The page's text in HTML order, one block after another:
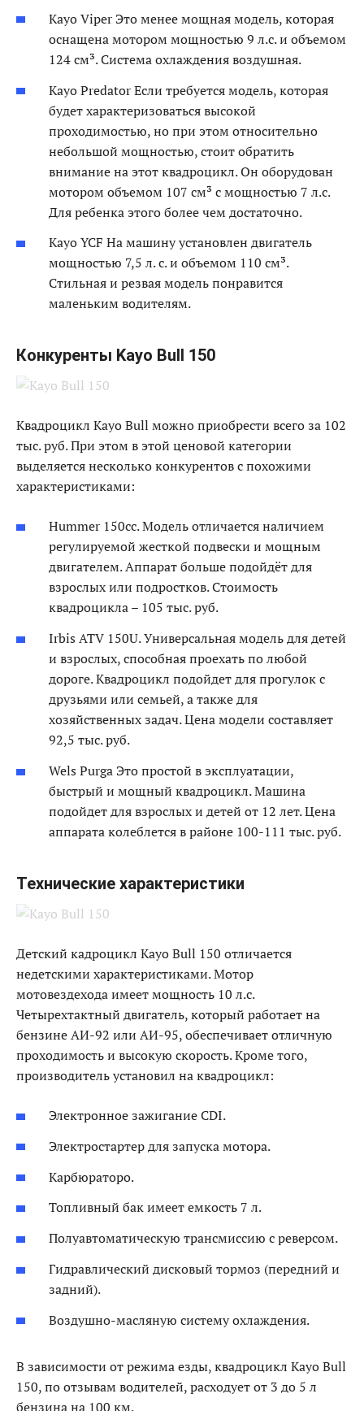
Kayo Viper Это менее мощная модель, которая
оснащена мотором мощностью 9 л.с. и объемом
124 см³. Система охлаждения воздушная.
Kayo Predator Если требуется модель, которая
будет характеризоваться высокой
проходимостью, но при этом относительно
небольшой мощностью, стоит обратить
внимание на этот квадроцикл. Он оборудован
мотором объемом 107 см³ с мощностью 7 л.с.
Для ребенка этого более чем достаточно.
Kayo YCF На машину установлен двигатель
мощностью 7,5 л. с. и объемом 110 см³.
Стильная и резвая модель понравится
маленьким водителям.
Конкуренты Kayo Bull 150
Квадроцикл Kayo Bull можно приобрести всего за 102
тыс. руб. При этом в этой ценовой категории
выделяется несколько конкурентов с похожими
характеристиками:
Hummer 150cc. Модель отличается наличием
регулируемой жесткой подвески и мощным
двигателем. Аппарат больше подойдёт для
взрослых или подростков. Стоимость
квадроцикла – 105 тыс. руб.
Irbis ATV 150U. Универсальная модель для детей
и взрослых, способная проехать по любой
дороге. Квадроцикл подойдет для прогулок с
друзьями или семьей, а также для
хозяйственных задач. Цена модели составляет
92,5 тыс. руб.
Wels Purga Это простой в эксплуатации,
быстрый и мощный квадроцикл. Машина
подойдет для взрослых и детей от 12 лет. Цена
аппарата колеблется в районе 100-111 тыс. руб.
Технические характеристики
Детский кадроцикл Kayo Bull 150 отличается
недетскими характеристиками. Мотор
мотовездехода имеет мощность 10 л.с.
Четырехтактный двигатель, который работает на
бензине АИ-92 или АИ-95, обеспечивает отличную
проходимость и высокую скорость. Кроме того,
производитель установил на квадроцикл:
Электронное зажигание CDI.
Электростартер для запуска мотора.
Карбюраторо.
Топливный бак имеет емкость 7 л.
Полуавтоматическую трансмиссию с реверсом.
Гидравлический дисковый тормоз (передний и
задний).
Воздушно-масляную систему охлаждения.
В зависимости от режима езды, квадроцикл Kayo Bull
150, по отзывам водителей, расходует от 3 до 5 л
бензина на 100 км.